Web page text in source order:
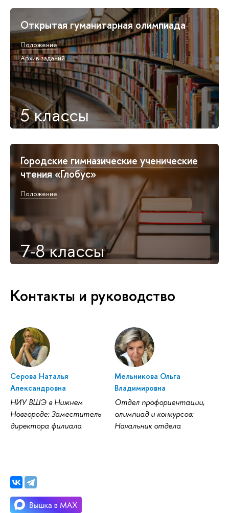
Открытая гуманитарная олимпиада
Положение
Архив заданий
5 классы
Городские гимназические ученические
чтения «Глобус»
Положение
7-8 классы
Контакты и руководство
Серова Наталья
Александровна
НИУ ВШЭ в Нижнем
Новгороде: Заместитель
директора филиала
Мельникова Ольга
Владимировна
Отдел профориентации,
олимпиад и конкурсов:
Начальник отдела